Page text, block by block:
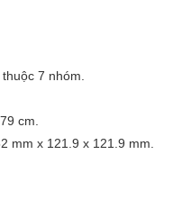
7 nhóm.
cm.
mm x 121.9 x 121.9 mm.